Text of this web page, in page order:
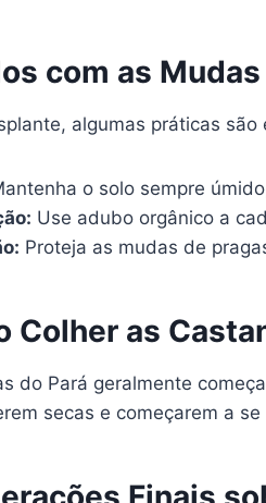
com as
algumas práticas
o solo sempre
Use adubo orgânico a
Proteja as mudas de
Colher as
do Pará geralmente
secas e começarem a